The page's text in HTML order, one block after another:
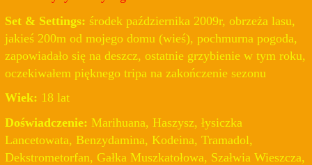
Set & Settings: środek października 2009r, obrzeża lasu,
jakieś 200m od mojego domu (wieś), pochmurna pogoda,
zapowiadało się na deszcz, ostatnie grzybienie w tym roku,
oczekiwałem pięknego tripa na zakończenie sezonu
Wiek: 18 lat
Doświadczenie: Marihuana, Haszysz, łysiczka
Lancetowata, Benzydamina, Kodeina, Tramadol,
Dekstrometorfan, Gałka Muszkatołowa, Szałwia Wieszcza,